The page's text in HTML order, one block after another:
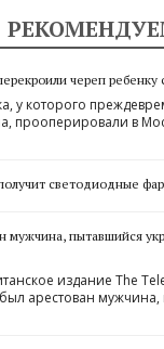
череп ребенку
у которого
прооперировали в
светодиодные
мужчина, пытавшийся
издание The
арестован мужчина,